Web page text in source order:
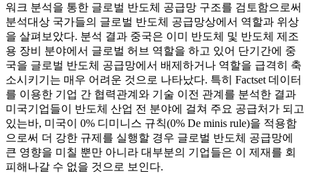
워크 분석을 통한 글로벌 반도체 공급망 구조를 검토함으로써
분석대상 국가들의 글로벌 반도체 공급망상에서 역할과 위상
을 살펴보았다. 분석 결과 중국은 이미 반도체 및 반도체 제조
용 장비 분야에서 글로벌 허브 역할을 하고 있어 단기간에 중
국을 글로벌 반도체 공급망에서 배제하거나 역할을 급격히 축
소시키기는 매우 어려운 것으로 나타났다. 특히 Factset 데이터
를 이용한 기업 간 협력관계와 기술 이전 관계를 분석한 결과
미국기업들이 반도체 산업 전 분야에 걸쳐 주요 공급처가 되고
있는바, 미국이 0% 디미니스 규칙(0% De minis rule)을 적용함
으로써 더 강한 규제를 실행할 경우 글로벌 반도체 공급망에
큰 영향을 미칠 뿐만 아니라 대부분의 기업들은 이 제재를 회
피해나갈 수 없을 것으로 보인다.